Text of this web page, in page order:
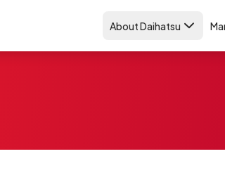
About Daihatsu